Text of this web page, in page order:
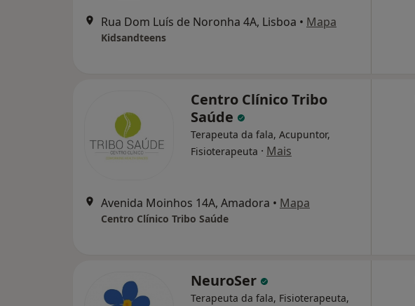
Rua Dom Luís de Noronha 4A, Lisboa • Mapa
Kidsandteens
Centro Clínico Tribo
Saúde
Terapeuta da fala, Acupuntor,
Fisioterapeuta · Mais
Avenida Moinhos 14A, Amadora • Mapa
Centro Clínico Tribo Saúde
NeuroSer
Terapeuta da fala, Fisioterapeuta,